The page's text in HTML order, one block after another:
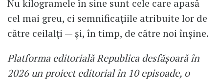
Nu kilogramele în sine sunt cele care apasă
cel mai greu, ci semnificațiile atribuite lor de
către ceilalți — și, în timp, de către noi înșine.
Platforma editorială Republica desfășoară în
2026 un proiect editorial în 10 episoade, o